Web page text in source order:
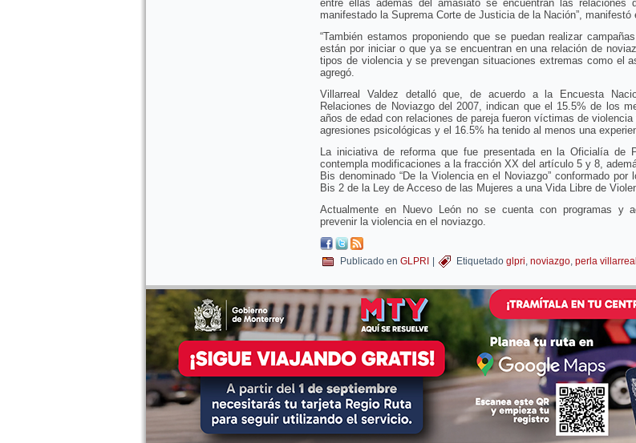
entre ellas además del amasiato se encuentran las
manifestado la Suprema Corte de Justicia de la Nación”, manifestó
“También estamos proponiendo que se puedan realizar
están por iniciar o que ya se encuentran en una relación de
tipos de violencia y se prevengan situaciones extremas como el
agregó.
Villarreal Valdez detalló que, de acuerdo a la Encuesta
Relaciones de Noviazgo del 2007, indican que el 15.5% de los
años de edad con relaciones de pareja fueron víctimas de
agresiones psicológicas y el 16.5% ha tenido al menos una
La iniciativa de reforma que fue presentada en la Oficialía de
contempla modificaciones a la fracción XX del artículo 5 y 8,
Bis denominado “De la Violencia en el Noviazgo” conformado
Bis 2 de la Ley de Acceso de las Mujeres a una Vida Libre de
Actualmente en Nuevo León no se cuenta con programas y
prevenir la violencia en el noviazgo.
Publicado en GLPRI Etiquetado glpri, noviazgo, perla